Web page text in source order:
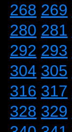
268 269
280 281
292 293
304 305
316 317
328 329